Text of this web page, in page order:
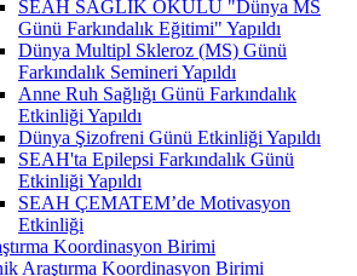
SEAH SAĞLIK OKULU "Dünya MS
Günü Farkındalık Eğitimi" Yapıldı
Dünya Multipl Skleroz (MS) Günü
Farkındalık Semineri Yapıldı
Anne Ruh Sağlığı Günü Farkındalık
Etkinliği Yapıldı
Dünya Şizofreni Günü Etkinliği Yapıldı
SEAH'ta Epilepsi Farkındalık Günü
Etkinliği Yapıldı
SEAH ÇEMATEM’de Motivasyon
Etkinliği
Koordinasyon Birimi
Araştırma Koordinasyon Birimi